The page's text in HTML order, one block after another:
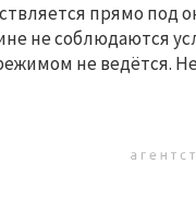
прямо под
не соблюдаются
не ведётся.